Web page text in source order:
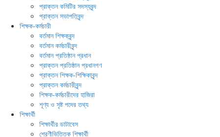
প্রাক্তন কমিটির সদস্যবৃন্দ
প্রাক্তন সভাপতিবৃন্দ
শিক্ষক-কর্মচারী
বর্তমান শিক্ষকবৃন্দ
বর্তমান কর্মচারীবৃন্দ
বর্তমান প্রতিষ্ঠান প্রধান
প্রাক্তন প্রতিষ্ঠান প্রধানগণ
প্রাক্তন শিক্ষক-শিক্ষিকাবৃন্দ
প্রাক্তন কর্মচারীবৃন্দ
শিক্ষক-কর্মচারীদের হাজিরা
শূণ্য ও সৃষ্ট পদের তথ্য
শিক্ষার্থী
শিক্ষার্থীর ডাটাবেস
শ্রেণীভিত্তিক শিক্ষার্থী